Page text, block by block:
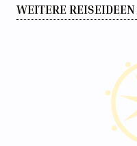
WEITERE REISEIDEEN